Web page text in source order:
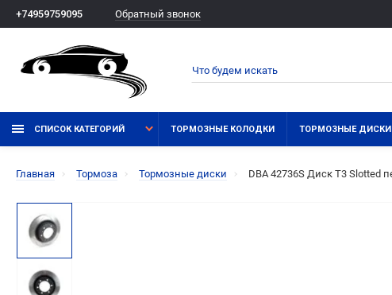
+74959759095 Обратный звонок
СПИСОК КАТЕГОРИЙ ТОРМОЗНЫЕ КОЛОДКИ ТОРМОЗНЫЕ ДИСКИ
Главная Тормоза Тормозные диски DBA 42736S Диск T3 Slotted